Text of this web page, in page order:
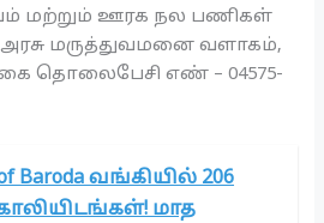
மற்றும் ஊரக நல பணிகள்
மருத்துவமனை வளாகம்,
தொலைபேசி எண் – 04575-
Baroda வங்கியில் 206
காலியிடங்கள்! மாத